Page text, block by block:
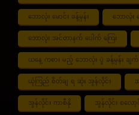
ဘောလုံး မောင်း ခန့်မှန်း ဘောလုံး
ဘောလုံး အင်တာနက် ပေါက် ကြေး
ယနေ့ ကစား မည့် ဘောလုံး ပွဲ ခန့်မှန်း ချက်
ယုံကြည် စိတ်ချ ရ ဆုံး အွန်လိုင်း
အွန်လိုင်း ကာစီနို အွန်လိုင်း စလော့